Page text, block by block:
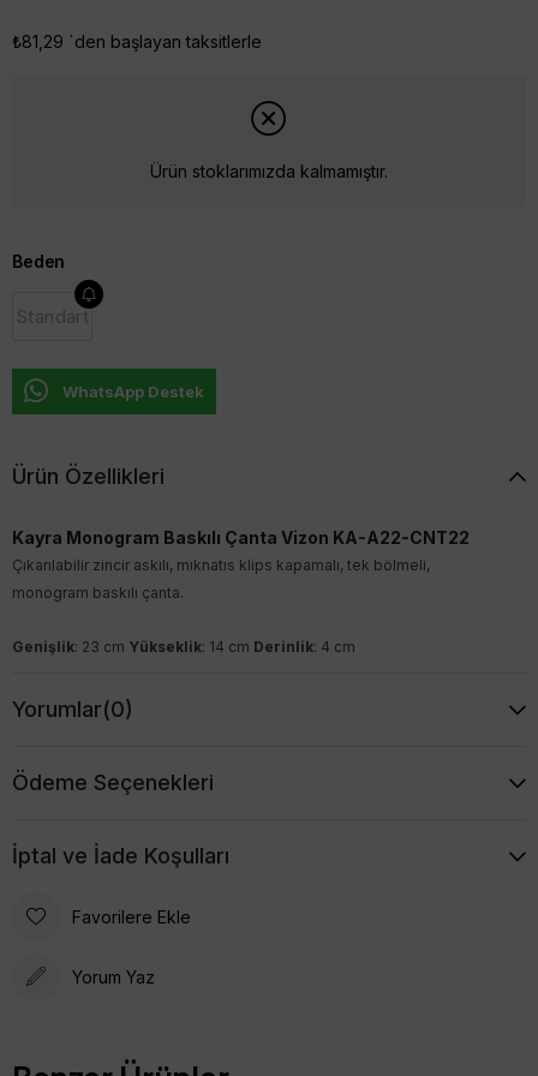
₺81,29 `den başlayan taksitlerle
Ürün stoklarımızda kalmamıştır.
Beden
Standart
WhatsApp Destek
Ürün Özellikleri
Kayra Monogram Baskılı Çanta Vizon KA-A22-CNT22
Çıkarılabilir zincir askılı, mıknatıs klips kapamalı, tek bölmeli,
monogram baskılı çanta.
Genişlik: 23 cm Yükseklik: 14 cm Derinlik: 4 cm
Yorumlar(0)
Ödeme Seçenekleri
İptal ve İade Koşulları
Favorilere Ekle
Yorum Yaz